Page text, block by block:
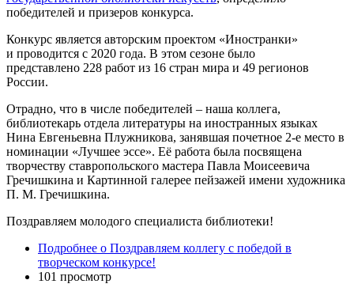
победителей и призеров конкурса.
Конкурс является авторским проектом «Иностранки»
и проводится с 2020 года. В этом сезоне было
представлено 228 работ из 16 стран мира и 49 регионов
России.
Отрадно, что в числе победителей – наша коллега,
библиотекарь отдела литературы на иностранных языках
Нина Евгеньевна Плужникова, занявшая почетное 2-е место в
номинации «Лучшее эссе». Её работа была посвящена
творчеству ставропольского мастера Павла Моисеевича
Гречишкина и Картинной галерее пейзажей имени художника
П. М. Гречишкина.
Поздравляем молодого специалиста библиотеки!
Подробнее о Поздравляем коллегу с победой в
творческом конкурсе!
101 просмотр